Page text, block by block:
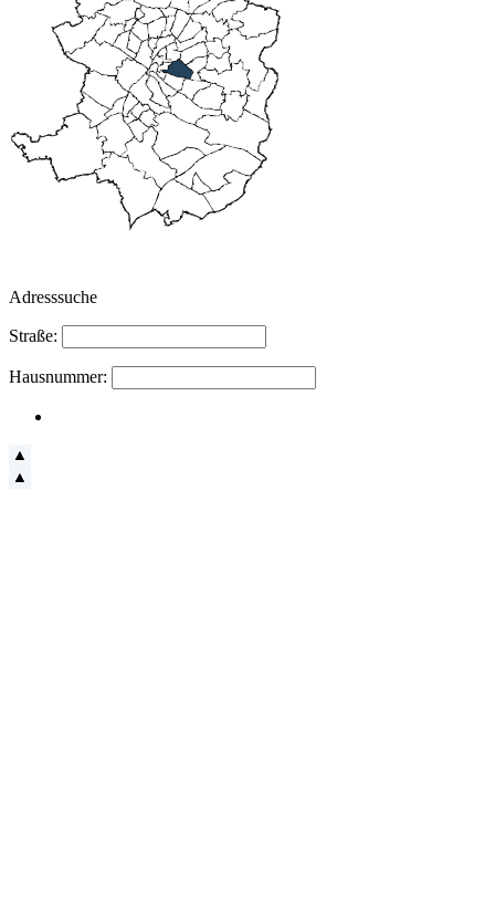
Adresssuche
Straße:
Hausnummer: